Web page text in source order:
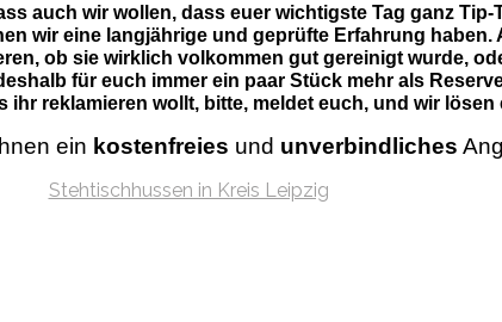
auch wir wollen, dass euer wichtigste Tag ganz
wir eine langjährige und geprüfte Erfahrung
ob sie wirklich volkommen gut gereinigt wurde,
für euch immer ein paar Stück mehr als
ihr reklamieren wollt, bitte, meldet euch, und wir lösen
ein kostenfreies und unverbindliches